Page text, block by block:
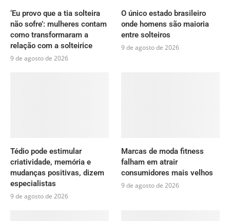
‘Eu provo que a tia solteira
não sofre’: mulheres contam
como transformaram a
relação com a solteirice
9 de agosto de 2026
O único estado brasileiro
onde homens são maioria
entre solteiros
9 de agosto de 2026
Tédio pode estimular
criatividade, memória e
mudanças positivas, dizem
especialistas
9 de agosto de 2026
Marcas de moda fitness
falham em atrair
consumidores mais velhos
9 de agosto de 2026